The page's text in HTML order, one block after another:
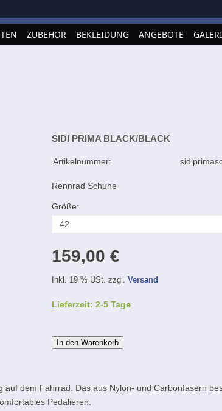
ZUBEHÖR BEKLEIDUNG ANGEBOTE
SIDI PRIMA BLACK/BLACK
Artikelnummer:
Rennrad Schuhe
Größe:
159,00 €
Inkl. 19 % USt. zzgl. Versand
Lieferzeit: 2-5 Tage
In den Warenkorb
dem Fahrrad. Das aus Nylon- und Carbonfasern
Pedalieren.